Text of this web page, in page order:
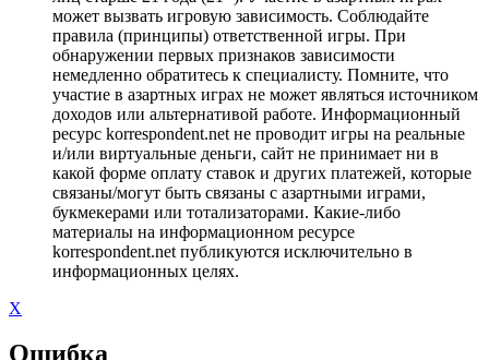
может вызвать игровую зависимость. Соблюдайте
правила (принципы) ответственной игры. При
обнаружении первых признаков зависимости
немедленно обратитесь к специалисту. Помните, что
участие в азартных играх не может являться источником
доходов или альтернативой работе. Информационный
ресурс korrespondent.net не проводит игры на реальные
и/или виртуальные деньги, сайт не принимает ни в
какой форме оплату ставок и других платежей, которые
связаны/могут быть связаны с азартными играми,
букмекерами или тотализаторами. Какие-либо
материалы на информационном ресурсе
korrespondent.net публикуются исключительно в
информационных целях.
X
Ошибка